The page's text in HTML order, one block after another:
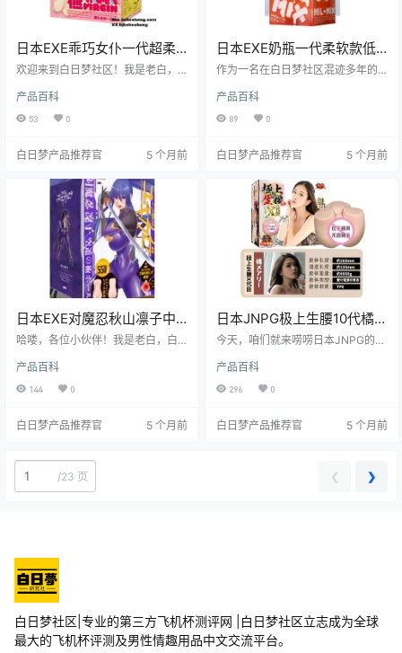
日本EXE乖巧女仆一代超柔
软体验飞机杯测评报告
欢迎来到白日梦社区！我是老白，
一代” 飞机杯。这款杯子以其独特的
设计和柔软的材质，吸引了众多绅
景、适用人群、优缺点总结以及购
产品百科
53 0
白日梦产品推荐官 5 个月前
日本EXE奶瓶一代柔软款低
刺激慢玩飞机杯测评报告
作为一名在白日梦社区混迹多年的
款经典飞机杯的测评——日本EXE品
牌的奶瓶一代柔软款。这款飞机杯
和宿舍党来说，简直是福音。接下
机杯的各项特点和使用体验吧。
产品百科
89 0
白日梦产品推荐官 5 个月前
日本EXE对魔忍秋山凛子中
刺激胸型口交飞机杯测评报
哈喽，各位小伙伴！我是老白，白
可是我的拿手好戏。今天，咱们就
来好好唠唠这款日本EXE品牌的对魔
中等刺激度，吸引了众多玩家的目
的选择提供有价值的参考。
产品百科
144 0
白日梦产品推荐官 5 个月前
日本JNPG极上生腰10代橘玛
丽电动夹吸倒膜飞机杯测评
今天，咱们就来唠唠日本JNPG的极
老白我测评过的一大经典，从包裹
感到刺激度，从耐久度到易清洁
产品百科
296 0
白日梦产品推荐官 5 个月前
/23 页 ❮ ❯
白日梦社区|专业的第三方飞机杯测评网 |白日梦社区立志成为全球
最大的飞机杯评测及男性情趣用品中文交流平台。